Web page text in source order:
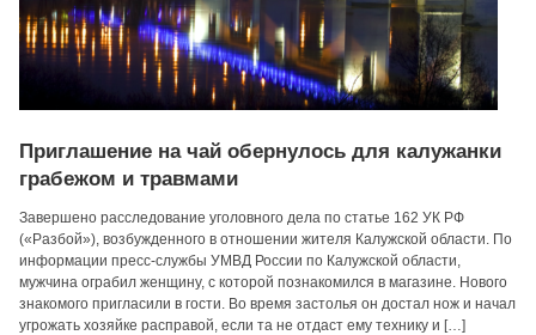
Приглашение на чай обернулось для калужанки
грабежом и травмами
Завершено расследование уголовного дела по статье 162 УК РФ
(«Разбой»), возбужденного в отношении жителя Калужской области. По
информации пресс-службы УМВД России по Калужской области,
мужчина ограбил женщину, с которой познакомился в магазине. Нового
знакомого пригласили в гости. Во время застолья он достал нож и начал
угрожать хозяйке расправой, если та не отдаст ему технику и […]